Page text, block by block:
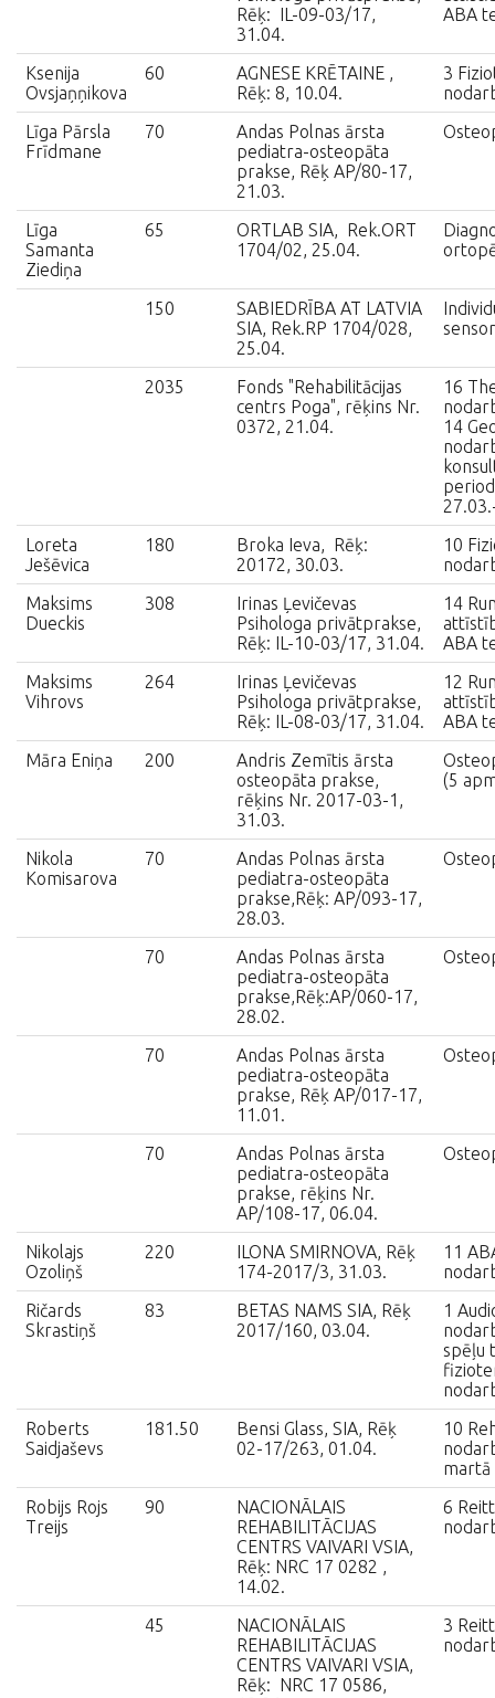
Rēķ: IL-09-03/17,
31.04.
ABA
Ksenija
Ovsjaņņikova
60
AGNESE KRĒTAINE ,
Rēķ: 8, 10.04.
3
Līga Pārsla
Frīdmane
70
Andas Polnas ārsta
pediatra-osteopāta
prakse, Rēķ AP/80-17,
21.03.
Līga
Samanta
Ziediņa
65
ORTLAB SIA, Rek.ORT
1704/02, 25.04.
150
SABIEDRĪBA AT LATVIA
SIA, Rek.RP 1704/028,
25.04.
2035
Fonds "Rehabilitācijas
centrs Poga", rēķins Nr.
0372, 21.04.
16
14
Loreta
Ješēvica
180
Broka Ieva, Rēķ:
20172, 30.03.
10
Maksims
Dueckis
308
Irinas Ļevičevas
Psihologa privātprakse,
Rēķ: IL-10-03/17, 31.04.
14
ABA
Maksims
Vihrovs
264
Irinas Ļevičevas
Psihologa privātprakse,
Rēķ: IL-08-03/17, 31.04.
12
ABA
Māra Eniņa
200
Andris Zemītis ārsta
osteopāta prakse,
rēķins Nr. 2017-03-1,
31.03.
(5
Nikola
Komisarova
70
Andas Polnas ārsta
pediatra-osteopāta
prakse,Rēķ: AP/093-17,
28.03.
70
Andas Polnas ārsta
pediatra-osteopāta
prakse,Rēķ:AP/060-17,
28.02.
70
Andas Polnas ārsta
pediatra-osteopāta
prakse, Rēķ AP/017-17,
11.01.
70
Andas Polnas ārsta
pediatra-osteopāta
prakse, rēķins Nr.
AP/108-17, 06.04.
Nikolajs
Ozoliņš
220
ILONA SMIRNOVA, Rēķ
174-2017/3, 31.03.
11
Ričards
Skrastiņš
83
BETAS NAMS SIA, Rēķ
2017/160, 03.04.
1
spēļu
Roberts
Saidjaševs
181.50
Bensi Glass, SIA, Rēķ
02-17/263, 01.04.
10
martā
Robijs Rojs
Treijs
90
NACIONĀLAIS
REHABILITĀCIJAS
CENTRS VAIVARI VSIA,
Rēķ: NRC 17 0282 ,
14.02.
6
45
NACIONĀLAIS
REHABILITĀCIJAS
CENTRS VAIVARI VSIA,
Rēķ: NRC 17 0586,
3